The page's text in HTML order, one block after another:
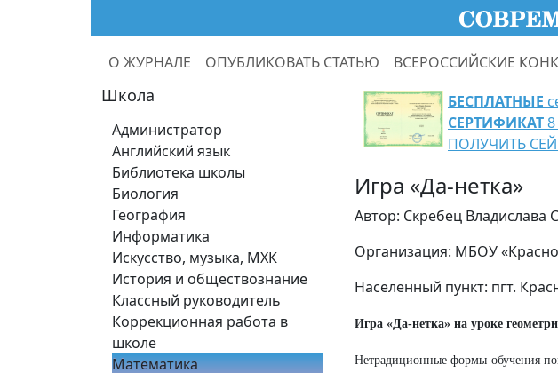
О ЖУРНАЛЕ ОПУБЛИКОВАТЬ СТАТЬЮ ВСЕРОССИЙСКИЕ
Школа
Администратор
Английский язык
Библиотека школы
Биология
География
Информатика
Искусство, музыка, МХК
История и обществознание
Классный руководитель
Коррекционная работа в
школе
Математика
БЕСПЛАТНЫЕ
СЕРТИФИКАТ
ПОЛУЧИТЬ
Игра «Да-нетка»
Автор: Скребец Владислава
Организация: МБОУ
Населенный пункт: пгт.
Игра «Да-нетка» на уроке
Нетрадиционные формы обучения